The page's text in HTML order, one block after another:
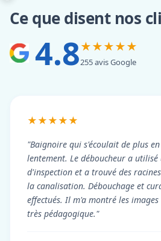
Ce que disent nos
4.8★★★★★
255 avis Google
★★★★★
"Baignoire qui s'écoulait de plus
lentement. Le déboucheur a utilisé
d'inspection et a trouvé des
la canalisation. Débouchage et
effectués. Il m'a montré les images
très pédagogique."